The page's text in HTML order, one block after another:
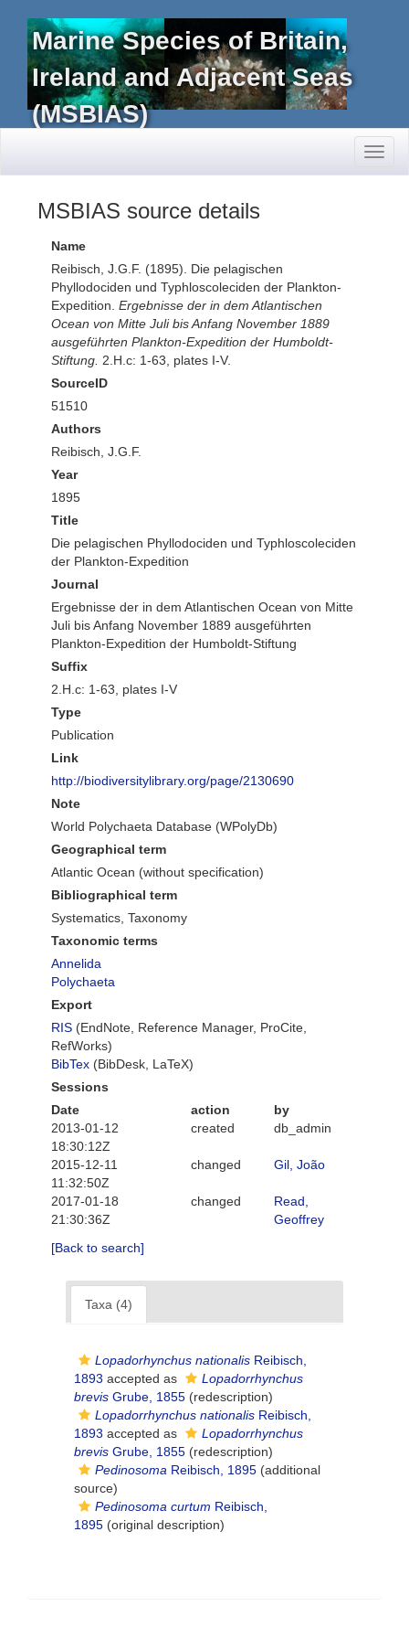
Marine Species of Britain,
Ireland and Adjacent Seas
(MSBIAS)
MSBIAS source details
Name
Reibisch, J.G.F. (1895). Die pelagischen
Phyllodociden und Typhloscoleciden der Plankton-
Expedition. Ergebnisse der in dem Atlantischen
Ocean von Mitte Juli bis Anfang November 1889
ausgeführten Plankton-Expedition der Humboldt-
Stiftung. 2.H.c: 1-63, plates I-V.
SourceID
51510
Authors
Reibisch, J.G.F.
Year
1895
Title
Die pelagischen Phyllodociden und Typhloscoleciden
der Plankton-Expedition
Journal
Ergebnisse der in dem Atlantischen Ocean von Mitte
Juli bis Anfang November 1889 ausgeführten
Plankton-Expedition der Humboldt-Stiftung
Suffix
2.H.c: 1-63, plates I-V
Type
Publication
Link
http://biodiversitylibrary.org/page/2130690
Note
World Polychaeta Database (WPolyDb)
Geographical term
Atlantic Ocean (without specification)
Bibliographical term
Systematics, Taxonomy
Taxonomic terms
Annelida
Polychaeta
Export
RIS (EndNote, Reference Manager, ProCite,
RefWorks)
BibTex (BibDesk, LaTeX)
Sessions
Date
action
by
2013-01-12
18:30:12Z
created db_admin
2015-12-11
11:32:50Z
changed Gil, João
2017-01-18
21:30:36Z
changed
Read,
Geoffrey
[Back to search]
Taxa (4)
Lopadorhynchus nationalis Reibisch,
1893 accepted as
Lopadorrhynchus
brevis Grube, 1855 (redescription)
Lopadorrhynchus nationalis Reibisch,
1893 accepted as
Lopadorrhynchus
brevis Grube, 1855 (redescription)
Pedinosoma Reibisch, 1895 (additional
source)
Pedinosoma curtum Reibisch,
1895 (original description)